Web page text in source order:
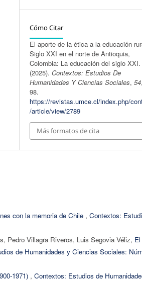
Cómo Citar
El aporte de la ética a la educación
Siglo XXI en el norte de Antioquia,
Colombia: La educación del siglo XXI.
(2025).Contextos: Estudios De
Humanidades Y Ciencias Sociales,54
98.
https://revistas.umce.cl/index.php/
/article/view/2789
Más formatos de cita
con la memoria de Chile , Contextos:
Pedro Villagra Riveros, Luis Segovia Véliz, El
de Humanidades y Ciencias Sociales:
1971) , Contextos: Estudios de